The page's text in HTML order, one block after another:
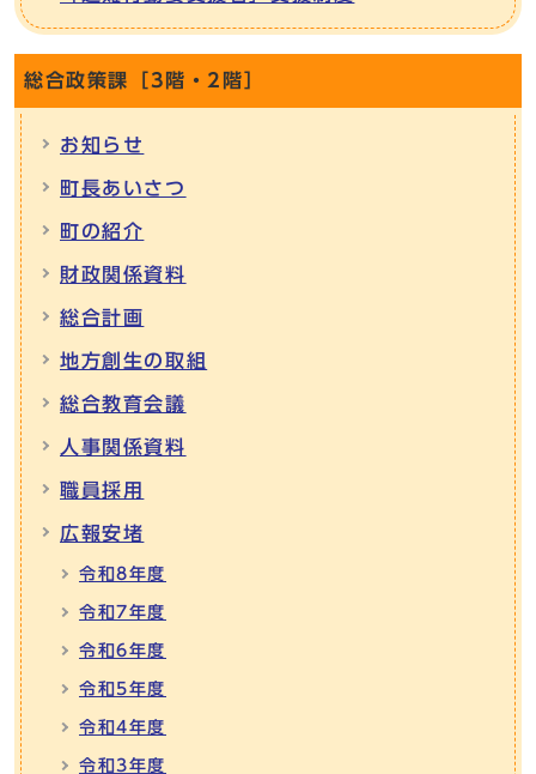
総合政策課［3階・2階］
お知らせ
町長あいさつ
町の紹介
財政関係資料
総合計画
地方創生の取組
総合教育会議
人事関係資料
職員採用
広報安堵
令和8年度
令和7年度
令和6年度
令和5年度
令和4年度
令和3年度